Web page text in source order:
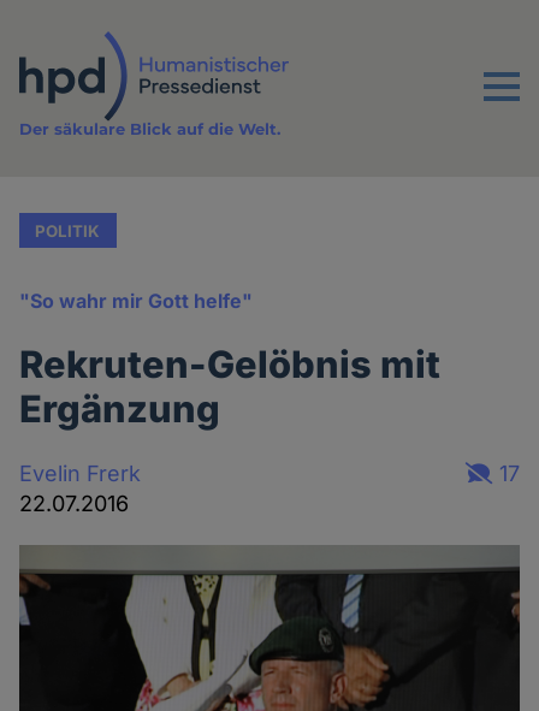
Inhalt
Menu
Der säkulare Blick auf die Welt.
POLITIK
"So wahr mir Gott helfe"
Rekruten-Gelöbnis mit
Ergänzung
Evelin Frerk
22.07.2016
17